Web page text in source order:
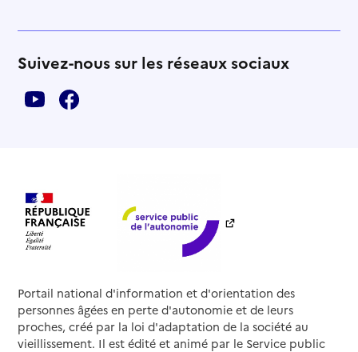
Suivez-nous sur les réseaux sociaux
Portail national d'information et d'orientation des
personnes âgées en perte d'autonomie et de leurs
proches, créé par la loi d'adaptation de la société au
vieillissement. Il est édité et animé par le Service public